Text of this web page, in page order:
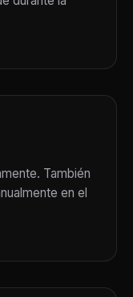
También
en el